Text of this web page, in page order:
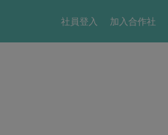
社員登入 加入合作社